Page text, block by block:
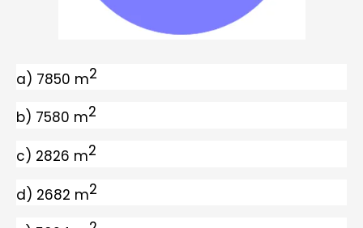
a) 7850 m2
b) 7580 m2
c) 2826 m2
d) 2682 m2